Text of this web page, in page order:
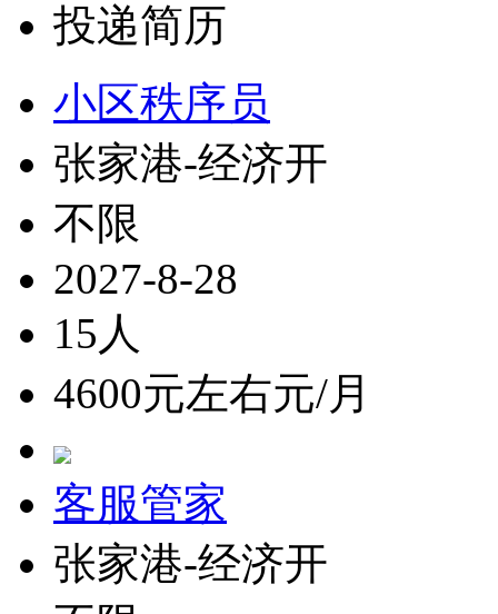
投递简历
小区秩序员
张家港-经济开
不限
2027-8-28
15人
4600元左右元/月
客服管家
张家港-经济开